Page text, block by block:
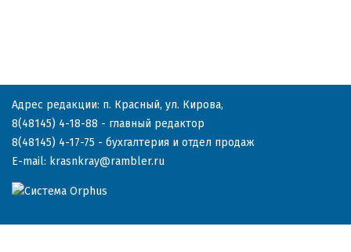
Адрес редакции: п. Красный, ул. Кирова,
8(48145) 4-18-88 - главный редактор
8(48145) 4-17-75 - бухгалтерия и отдел продаж
E-mail: krasnkray@rambler.ru